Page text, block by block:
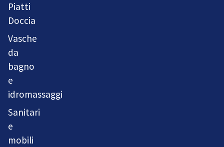
Piatti
Doccia
Vasche
da
bagno
e
idromassaggi
Sanitari
e
mobili